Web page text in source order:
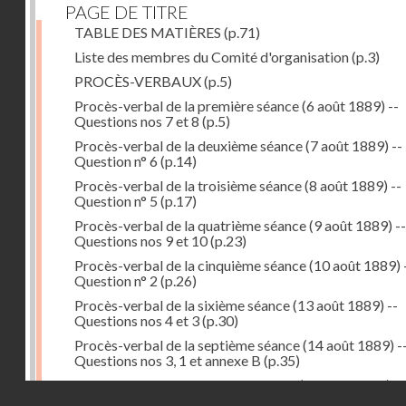
PAGE DE TITRE
TABLE DES MATIÈRES (p.71)
Liste des membres du Comité d'organisation(p.3)
PROCÈS-VERBAUX(p.5)
Procès-verbal de la première séance (6 août 1889) --
Questions nos 7 et 8 (p.5)
Procès-verbal de la deuxième séance (7 août 1889) --
Question n° 6 (p.14)
Procès-verbal de la troisième séance (8 août 1889) --
Question n° 5 (p.17)
Procès-verbal de la quatrième séance (9 août 1889) --
Questions nos 9 et 10(p.23)
Procès-verbal de la cinquième séance (10 août 1889)
Question n° 2 (p.26)
Procès-verbal de la sixième séance (13 août 1889) --
Questions nos 4 et 3(p.30)
Procès-verbal de la septième séance (14 août 1889)
Questions nos 3, 1 et annexe B (p.35)
Procès-verbal de la huitième séance (16 août 1889) --